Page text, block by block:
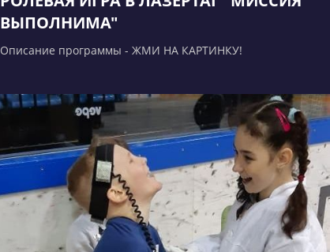
ВЫПОЛНИМА"
Описание программы - ЖМИ НА КАРТИНКУ!